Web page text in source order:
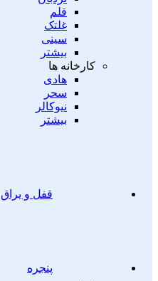
قلم
غلتک
سینی
بیشتر
کارخانه ها
هادی
سحر
نیوکالر
بیشتر
قفل و یراق
پنجره